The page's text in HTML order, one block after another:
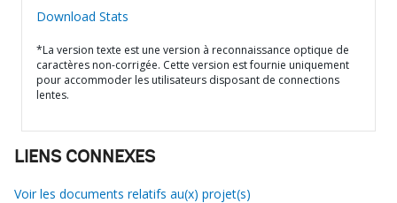
Download Stats
*La version texte est une version à reconnaissance optique de
caractères non-corrigée. Cette version est fournie uniquement
pour accommoder les utilisateurs disposant de connections
lentes.
LIENS CONNEXES
Voir les documents relatifs au(x) projet(s)